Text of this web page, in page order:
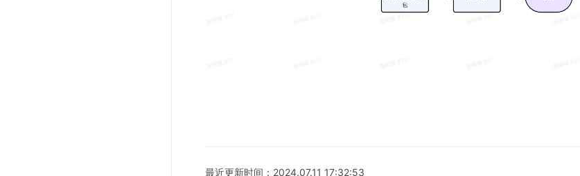
最近更新时间： 2024.07.11 17:32:53